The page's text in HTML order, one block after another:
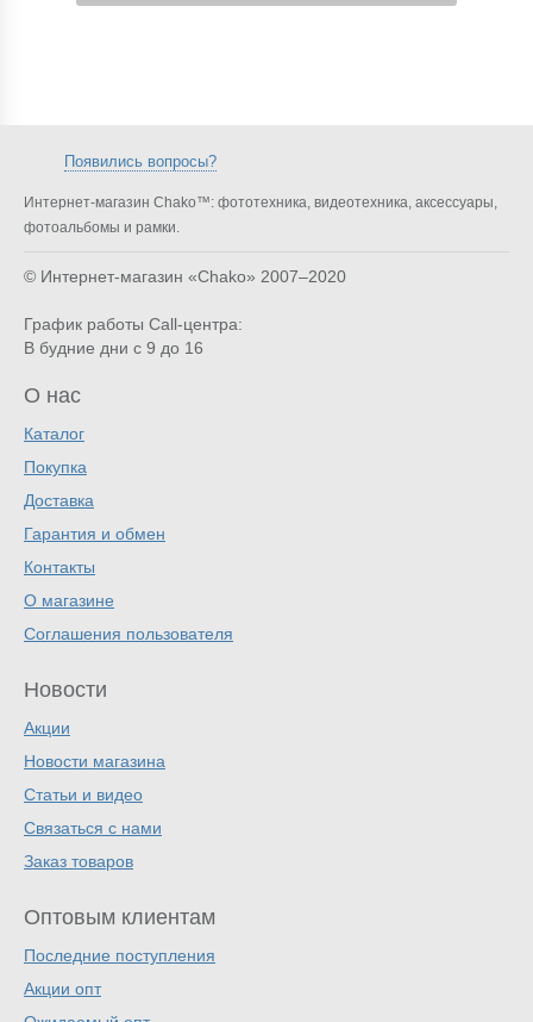
Появились вопросы?
Интернет-магазин Chako™: фототехника, видеотехника, аксессуары,
фотоальбомы и рамки.
© Интернет-магазин «Chako» 2007–2020
График работы Call-центра:
В будние дни с 9 до 16
О нас
Каталог
Покупка
Доставка
Гарантия и обмен
Контакты
О магазине
Соглашения пользователя
Новости
Акции
Новости магазина
Статьи и видео
Связаться с нами
Заказ товаров
Оптовым клиентам
Последние поступления
Акции опт